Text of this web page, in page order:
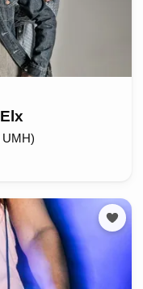
UMH)